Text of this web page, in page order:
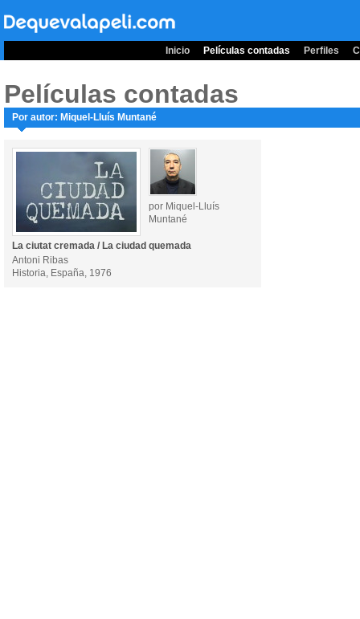
Inicio Películas contadas Perfiles
Películas contadas
Por autor: Miquel-Lluís Muntané
por Miquel-Lluís
Muntané
La ciutat cremada / La ciudad quemada
Antoni Ribas
Historia, España, 1976